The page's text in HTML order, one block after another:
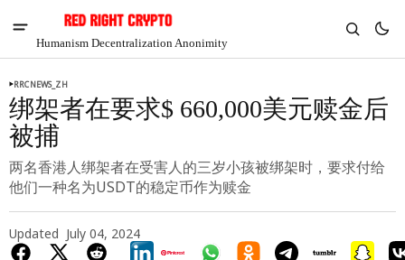
Humanism Decentralization Anonimity
RRCNEWS_ZH
绑架者在要求$ 660,000美元赎金后
被捕
两名香港人绑架者在受害人的三岁小孩被绑架时，要求付给
他们一种名为USDT的稳定币作为赎金
Updated July 04, 2024